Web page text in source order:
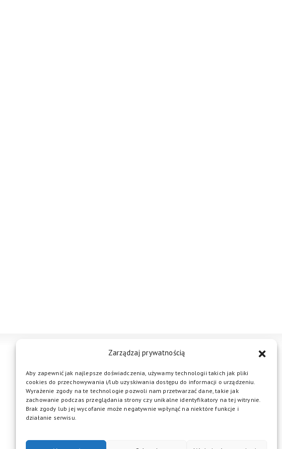
Zarządzaj prywatnością
Aby zapewnić jak najlepsze doświadczenia, używamy technologii takich jak pliki
cookies do przechowywania i/lub uzyskiwania dostępu do informacji o urządzeniu.
Wyrażenie zgody na te technologie pozwoli nam przetwarzać dane, takie jak
zachowanie podczas przeglądania strony czy unikalne identyfikatory na tej witrynie.
Brak zgody lub jej wycofanie może negatywnie wpłynąć na niektóre funkcje i
działanie serwisu.
DOŁĄCZ DO NAS